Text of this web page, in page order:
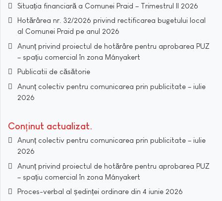
Situația financiară a Comunei Praid – Trimestrul II 2026
Hotărârea nr. 32/2026 privind rectificarea bugetului local
al Comunei Praid pe anul 2026
Anunț privind proiectul de hotărâre pentru aprobarea PUZ
– spațiu comercial în zona Mányakert
Publicatii de căsătorie
Anunț colectiv pentru comunicarea prin publicitate – iulie
2026
Conținut actualizat
Anunț colectiv pentru comunicarea prin publicitate – iulie
2026
Anunț privind proiectul de hotărâre pentru aprobarea PUZ
– spațiu comercial în zona Mányakert
Proces-verbal al ședinței ordinare din 4 iunie 2026